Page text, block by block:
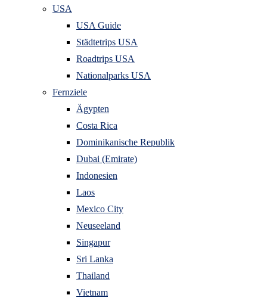
USA
USA Guide
Städtetrips USA
Roadtrips USA
Nationalparks USA
Fernziele
Ägypten
Costa Rica
Dominikanische Republik
Dubai (Emirate)
Indonesien
Laos
Mexico City
Neuseeland
Singapur
Sri Lanka
Thailand
Vietnam